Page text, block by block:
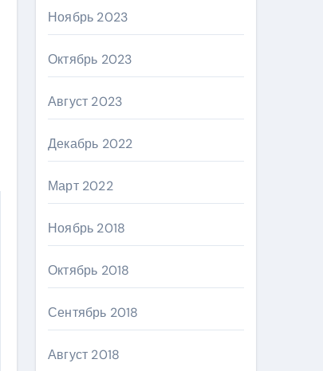
Ноябрь 2023
Октябрь 2023
Август 2023
Декабрь 2022
Март 2022
Ноябрь 2018
Октябрь 2018
Сентябрь 2018
Август 2018